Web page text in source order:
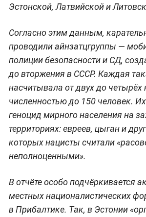
Эстонской, Латвийской и
Согласно этим данным,
проводили айнзатцгруппы —
полиции безопасности и СД,
до вторжения в СССР. Каждая
насчитывала от двух до четырёх
численностью до 150 человек.
геноцид мирного населения на
территориях: евреев, цыган и
которых нацисты считали
неполноценными».
В отчёте особо подчёркивается
местных националистических
в Прибалтике. Так, в Эстонии